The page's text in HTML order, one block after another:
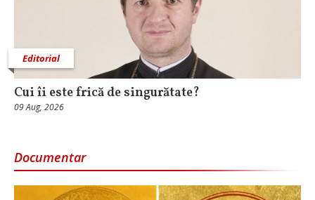
Editorial
Cui îi este frică de singurătate?
09 Aug, 2026
Documentar